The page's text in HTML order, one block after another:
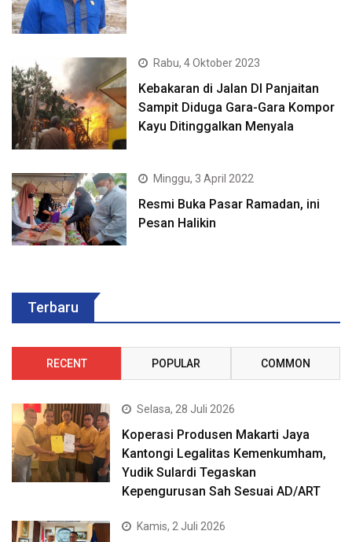
Rabu, 4 Oktober 2023
Kebakaran di Jalan DI Panjaitan
Sampit Diduga Gara-Gara Kompor
Kayu Ditinggalkan Menyala
Minggu, 3 April 2022
Resmi Buka Pasar Ramadan, ini
Pesan Halikin
Terbaru
RECENT POPULAR COMMON
Selasa, 28 Juli 2026
Koperasi Produsen Makarti Jaya
Kantongi Legalitas Kemenkumham,
Yudik Sulardi Tegaskan
Kepengurusan Sah Sesuai AD/ART
Kamis, 2 Juli 2026